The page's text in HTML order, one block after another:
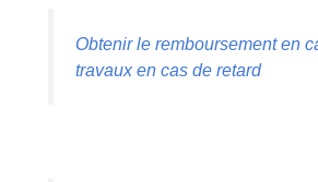
Obtenir le remboursement en
travaux en cas de retard